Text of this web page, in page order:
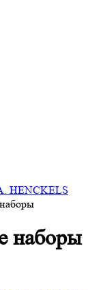
HENCKELS
наборы